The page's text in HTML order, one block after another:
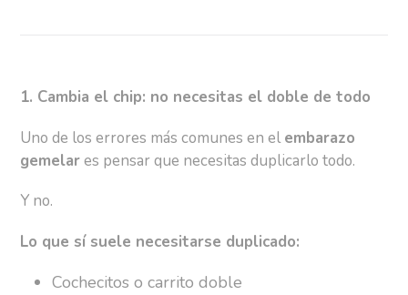
1. Cambia el chip: no necesitas el doble de todo
Uno de los errores más comunes en elembarazo
gemelares pensar que necesitas duplicarlo todo.
Y no.
Lo que sí suele necesitarse duplicado:
Cochecitos o carrito doble